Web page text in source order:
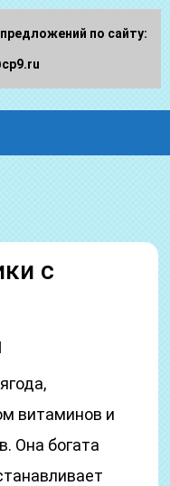
с
витаминов и
Она богата
по сайту: